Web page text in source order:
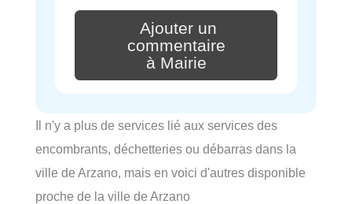
Ajouter un
commentaire
à Mairie
Il n'y a plus de services lié aux services des
encombrants, déchetteries ou débarras dans la
ville de Arzano, mais en voici d'autres disponible
proche de la ville de Arzano